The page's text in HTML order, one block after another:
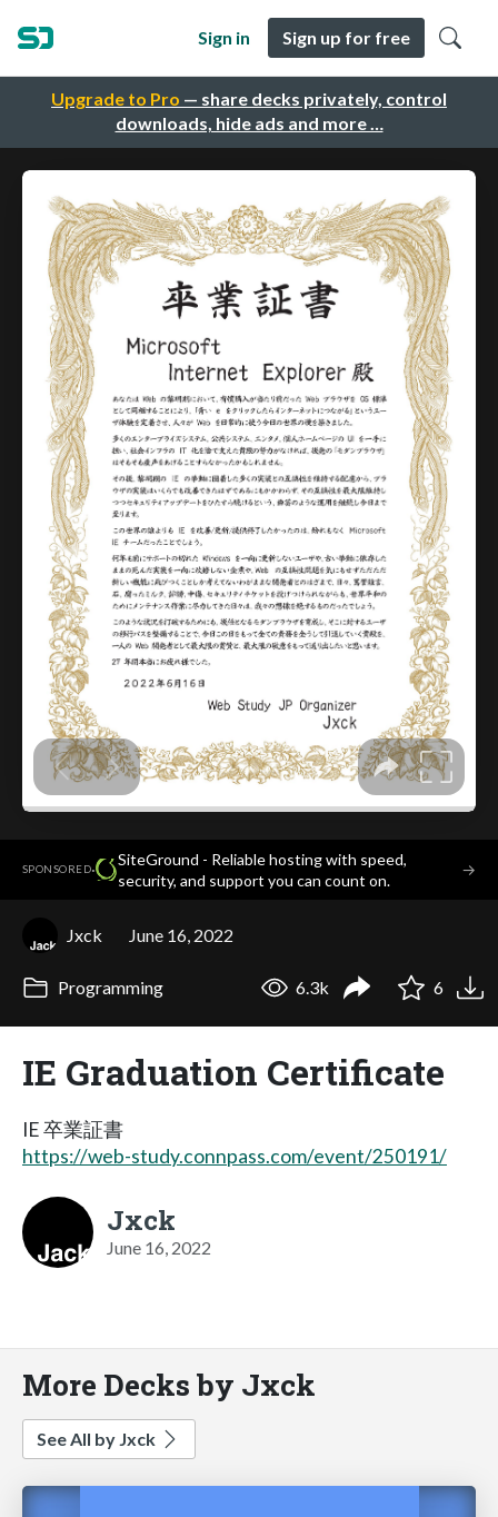
Upgrade to Pro — share decks privately, control
downloads, hide ads and more …
Sign in Sign up for free
SPONSORED·
SiteGround - Reliable hosting with speed,
security, and support you can count on.
→
Jxck June 16, 2022
Programming 6.3k 6
IE Graduation Certificate
IE 卒業証書
https://web-study.connpass.com/event/250191/
Jxck
June 16, 2022
More Decks by Jxck
See All by Jxck